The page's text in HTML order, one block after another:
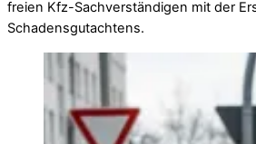
freien Kfz-Sachverständigen mit der
Schadensgutachtens.